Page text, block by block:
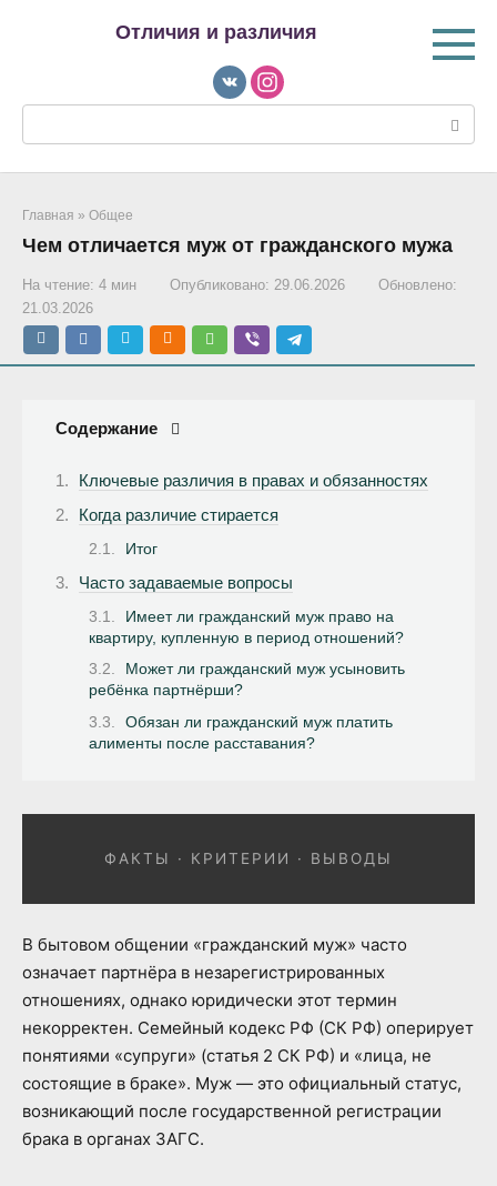
Отличия и различия
Главная » Общее
Чем отличается муж от гражданского мужа
На чтение: 4 мин Опубликовано: 29.06.2026
Обновлено:
21.03.2026
Содержание
Ключевые различия в правах и обязанностях
Когда различие стирается
Итог
Часто задаваемые вопросы
Имеет ли гражданский муж право на
квартиру, купленную в период отношений?
Может ли гражданский муж усыновить
ребёнка партнёрши?
Обязан ли гражданский муж платить
алименты после расставания?
ФАКТЫ · КРИТЕРИИ · ВЫВОДЫ
В бытовом общении «гражданский муж» часто
означает партнёра в незарегистрированных
отношениях, однако юридически этот термин
некорректен. Семейный кодекс РФ (СК РФ) оперирует
понятиями «супруги» (статья 2 СК РФ) и «лица, не
состоящие в браке». Муж — это официальный статус,
возникающий после государственной регистрации
брака в органах ЗАГС.